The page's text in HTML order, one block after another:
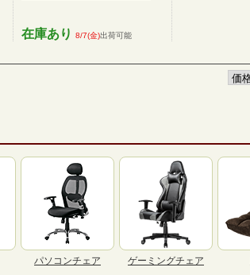
在庫あり 8/7(金)出荷可能
パソコンチェア ゲーミングチェア